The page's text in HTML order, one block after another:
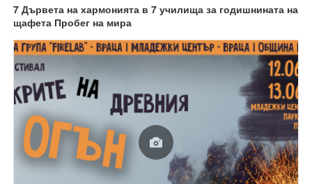
7 Дървета на хармонията в 7 училища за годишнината на
щафета Пробег на мира